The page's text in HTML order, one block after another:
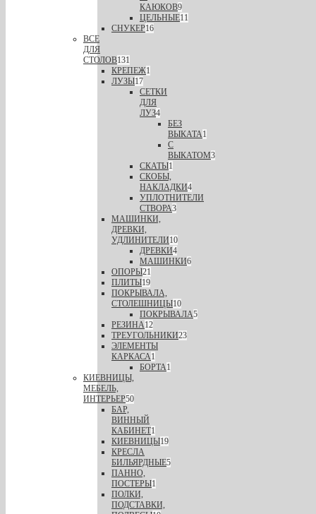
КАЮКОВ9
ЦЕЛЬНЫЕ11
СНУКЕР16
ВСЕ
ДЛЯ
СТОЛОВ131
КРЕПЕЖ1
ЛУЗЫ17
СЕТКИ
ДЛЯ
ЛУЗ4
БЕЗ
ВЫКАТА1
С
ВЫКАТОМ3
СКАТЫ1
СКОБЫ,
НАКЛАДКИ4
УПЛОТНИТЕЛИ
СТВОРА3
МАШИНКИ,
ДРЕВКИ,
УДЛИНИТЕЛИ10
ДРЕВКИ4
МАШИНКИ6
ОПОРЫ21
ПЛИТЫ19
ПОКРЫВАЛА,
СТОЛЕШНИЦЫ10
ПОКРЫВАЛА5
РЕЗИНА12
ТРЕУГОЛЬНИКИ23
ЭЛЕМЕНТЫ
КАРКАСА1
БОРТА1
КИЕВНИЦЫ,
МЕБЕЛЬ,
ИНТЕРЬЕР50
БАР,
ВИННЫЙ
КАБИНЕТ1
КИЕВНИЦЫ19
КРЕСЛА
БИЛЬЯРДНЫЕ5
ПАННО,
ПОСТЕРЫ1
ПОЛКИ,
ПОДСТАВКИ,